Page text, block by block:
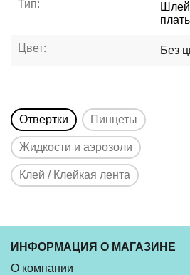
Тип:
Цвет: Без
Отвертки Пинцеты
Жидкости и аэрозоли
Клей / Клейкая лента
ИНФОРМАЦИЯ О МАГАЗИНЕ
О компании